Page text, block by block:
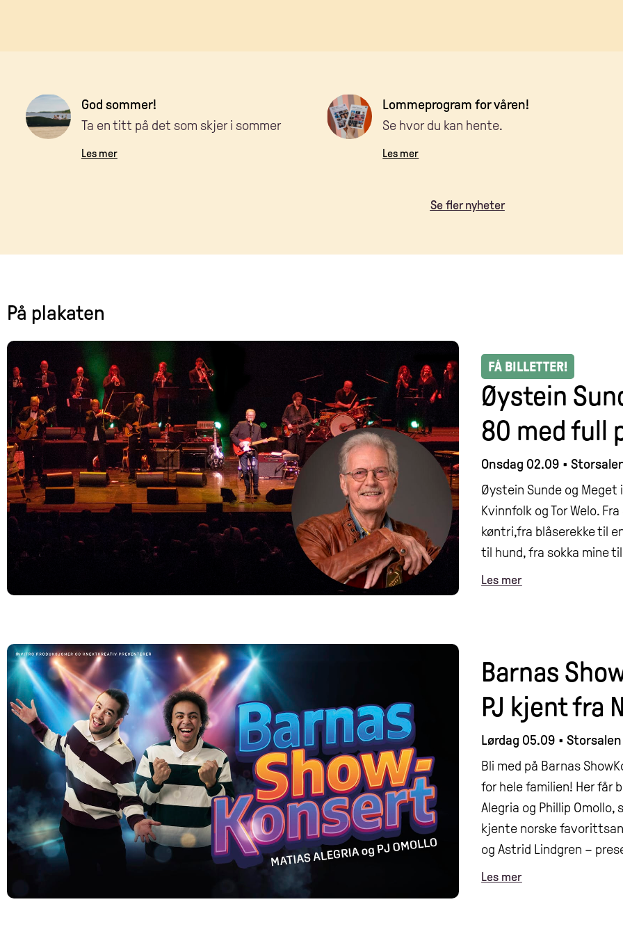
God sommer!
Ta en titt på det som skjer i sommer
Les mer
Lommeprogram for våren!
Se hvor du kan hente.
Les mer
Se fler nyheter
På plakaten
FÅ BILLETTER!
Øystein
80 med full
Onsdag 02.09 •
Øystein Sunde og Meget
Kvinnfolk og Tor Welo.
køntri,fra blåserekke til
til hund, fra sokka mine
Les mer
Barnas
PJ kjent fra
Lørdag 05.09 • Storsalen
Bli med på Barnas
for hele familien! Her får
Alegria og Phillip
kjente norske
og Astrid Lindgren –
Les mer